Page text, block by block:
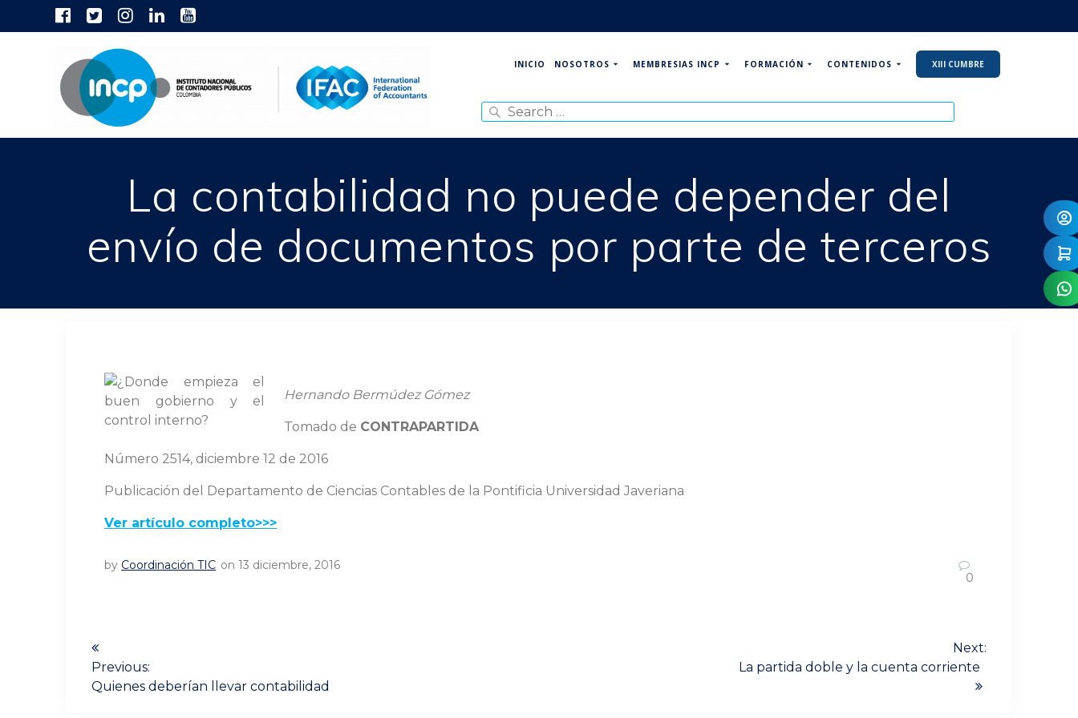
INICIO NOSOTROS MEMBRESIAS INCP FORMACIÓN CONTENIDOS XIII CUMBRE
for:
La contabilidad no puede depender del
envío de documentos por parte de terceros
Hernando Bermúdez Gómez
Tomado de CONTRAPARTIDA
Número 2514, diciembre 12 de 2016
Publicación del Departamento de Ciencias Contables de la Pontificia Universidad Javeriana
Ver artículo completo>>>
by Coordinación TIC on 13 diciembre, 2016
0
Navegación
dePrevious:
Previous
Quienes deberían llevar contabilidad
Next:
La partida doble y la cuenta corriente